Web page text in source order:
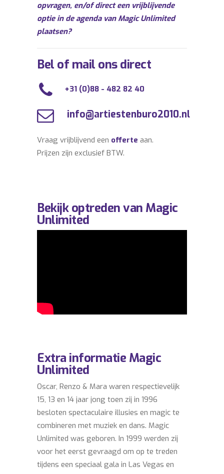
opvragen, en/of direct een vrijblijvende
optie in de agenda van Magic Unlimited
plaatsen?
Bel of mail ons direct
+31 (0)88 - 482 82 40
info@artiestenburo2010.nl
Vraag vrijblijvend een offerte aan.
Prijzen zijn exclusief BTW.
Bekijk optreden van Magic
Unlimited
Extra informatie Magic
Unlimited
Oscar, Renzo & Mara waren respectievelijk
15, 13 en 14 jaar jong toen zij in 1996
besloten spectaculaire illusies en magic te
combineren met muziek en dans. Magic
Unlimited was geboren. In 1999 werden zij
voor het eerst gevraagd om op te treden
tijdens een speciaal gala in Las Vegas en